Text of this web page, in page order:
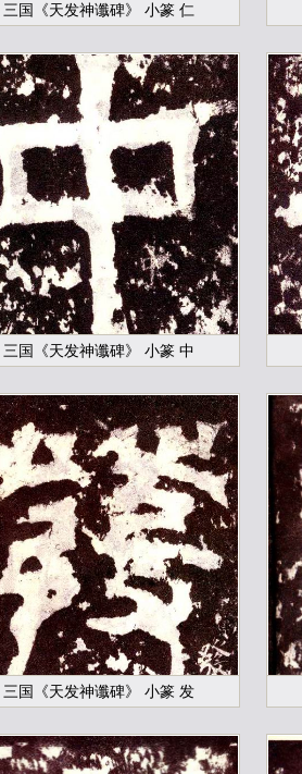
三国《天发神谶碑》 小篆 仁
三国《天发神谶碑》 小篆 中
三国《天发神谶碑》 小篆 发